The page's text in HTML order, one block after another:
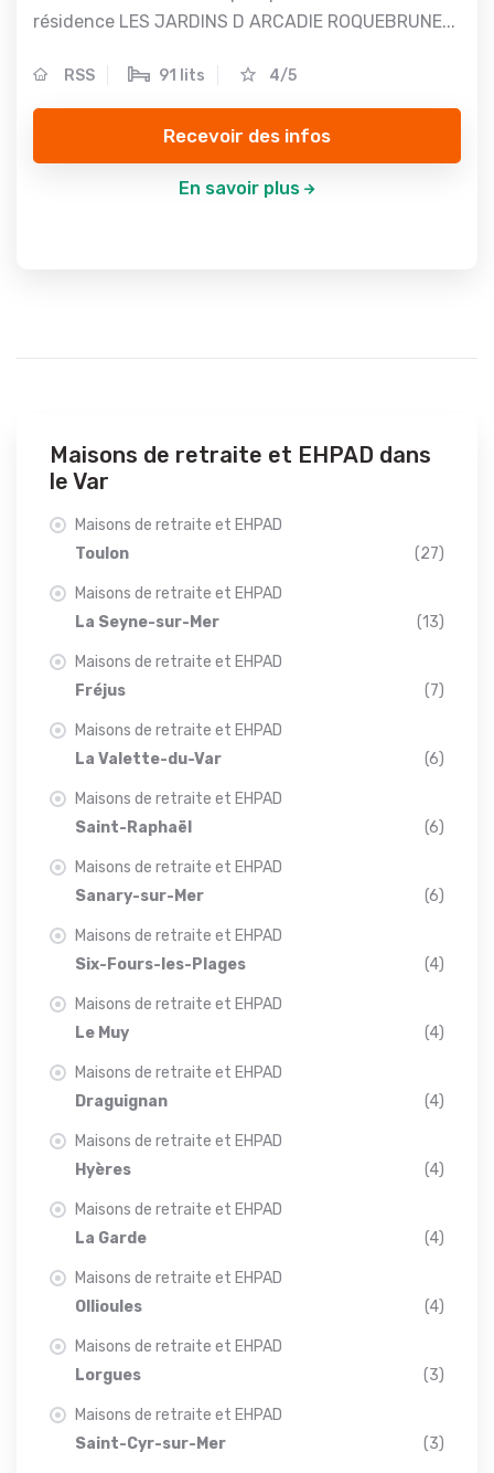
résidence LES JARDINS D ARCADIE ROQUEBRUNE...
RSS 91 lits 4/5
Recevoir des infos
En savoir plus
Maisons de retraite et EHPAD dans
le Var
Maisons de retraite et EHPAD
Toulon
(27)
Maisons de retraite et EHPAD
La Seyne-sur-Mer
(13)
Maisons de retraite et EHPAD
Fréjus
(7)
Maisons de retraite et EHPAD
La Valette-du-Var
(6)
Maisons de retraite et EHPAD
Saint-Raphaël
(6)
Maisons de retraite et EHPAD
Sanary-sur-Mer
(6)
Maisons de retraite et EHPAD
Six-Fours-les-Plages
(4)
Maisons de retraite et EHPAD
Le Muy
(4)
Maisons de retraite et EHPAD
Draguignan
(4)
Maisons de retraite et EHPAD
Hyères
(4)
Maisons de retraite et EHPAD
La Garde
(4)
Maisons de retraite et EHPAD
Ollioules
(4)
Maisons de retraite et EHPAD
Lorgues
(3)
Maisons de retraite et EHPAD
Saint-Cyr-sur-Mer
(3)